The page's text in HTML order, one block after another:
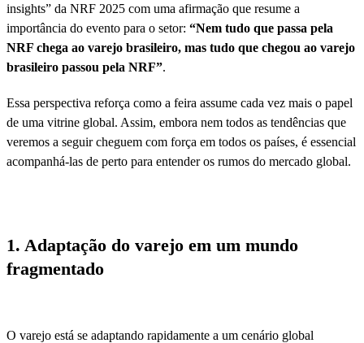
insights” da NRF 2025 com uma afirmação que resume a
importância do evento para o setor: “Nem tudo que passa pela
NRF chega ao varejo brasileiro, mas tudo que chegou ao varejo
brasileiro passou pela NRF”.
Essa perspectiva reforça como a feira assume cada vez mais o papel
de uma vitrine global. Assim, embora nem todos as tendências que
veremos a seguir cheguem com força em todos os países, é essencial
acompanhá-las de perto para entender os rumos do mercado global.
1. Adaptação do varejo em um mundo
fragmentado
O varejo está se adaptando rapidamente a um cenário global